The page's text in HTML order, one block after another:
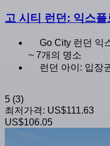
고 시티 런던: 익스플
Go City 런던 익
~ 7개의 명소
런던 아이: 입장
5 (3)
최저가격: US$111.63
US$106.05